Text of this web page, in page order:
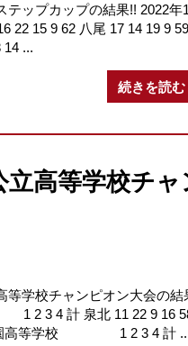
ップカップの結果!! 2022年
15 9 62 八尾 17 14 19 9
...
続きを読む
高等学校チャ
等学校チャンピオン大会の結
2 3 4 計 泉北 11 22 9 16
花園高等学校 1 2 3 4 計